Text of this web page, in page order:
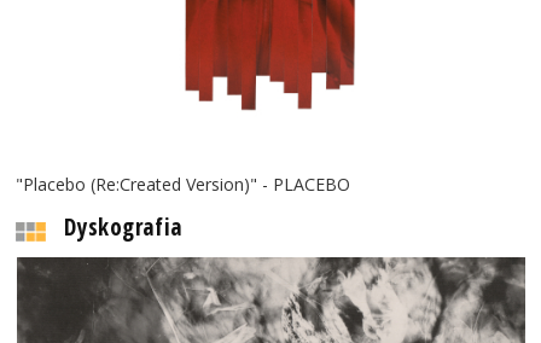
"Placebo (Re:Created Version)" - PLACEBO
Dyskografia